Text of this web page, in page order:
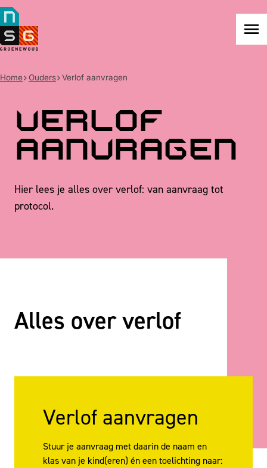
NSG
Groenewoud
Home Ouders Verlof aanvragen
Verlof
aanvragen
Hier lees je alles over verlof: van aanvraag tot
protocol.
Alles over verlof
Verlof aanvragen
Stuur je aanvraag met daarin de naam en
klas van je kind(eren) én een toelichting naar: